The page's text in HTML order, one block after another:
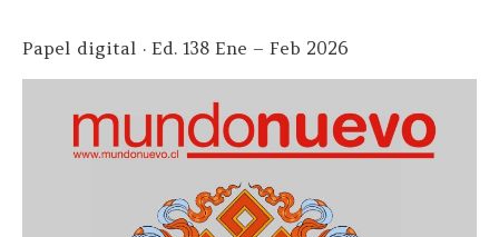
Papel digital · Ed. 138 Ene – Feb 2026